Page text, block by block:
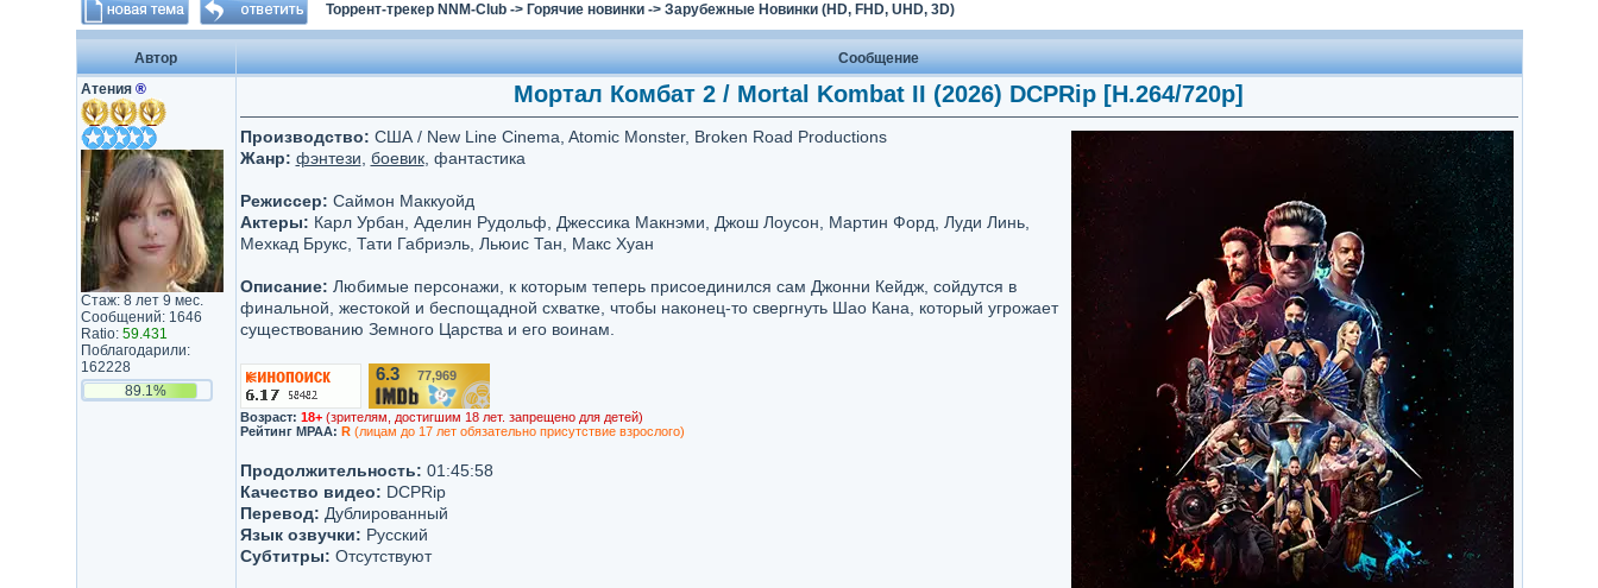
Торрент-трекер NNM-Club-> Горячие новинки-> Зарубежные Новинки (HD, FHD, UHD, 3D)
Автор
Сообщение
Атения ®
Стаж: 8 лет 9 мес.
Сообщений: 1646
Ratio: 59.431
Поблагодарили:
162228
89.1%
Мортал Комбат 2 / Mortal Kombat II (2026) DCPRip [H.264/720p]
Производство: США / New Line Cinema, Atomic Monster, Broken Road Productions
Жанр: фэнтези боевик, фантастика
Режиссер: Саймон Маккуойд
Актеры: Карл Урбан, Аделин Рудольф, Джессика Макнэми, Джош Лоусон, Мартин Форд, Луди Линь,
Мехкад Брукс, Тати Габриэль, Льюис Тан, Макс Хуан
Описание: Любимые персонажи, к которым теперь присоединился сам Джонни Кейдж, сойдутся в
финальной, жестокой и беспощадной схватке, чтобы наконец-то свергнуть Шао Кана, который угрожает
существованию Земного Царства и его воинам.
6.3/10 77,969
Возраст: 18+ (зрителям, достигшим 18 лет. запрещено для детей)
Рейтинг MPAA: R(лицам до 17 лет обязательно присутствие взрослого)
Продолжительность: 01:45:58
Качество видео: DCPRip
Перевод: Дублированный
Язык озвучки: Русский
Субтитры: Отсутствуют